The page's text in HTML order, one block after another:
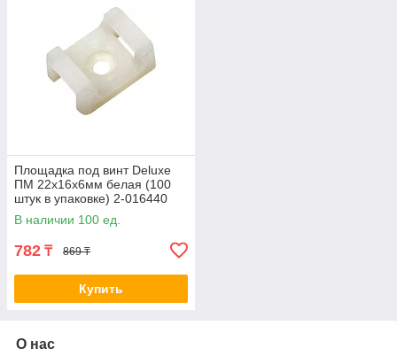
Площадка под винт Deluxe
ПМ 22х16х6мм белая (100
штук в упаковке) 2-016440
The platform PM 22x16x6mm
В наличии 100 ед.
782 ₸ 869 ₸
Купить
О нас